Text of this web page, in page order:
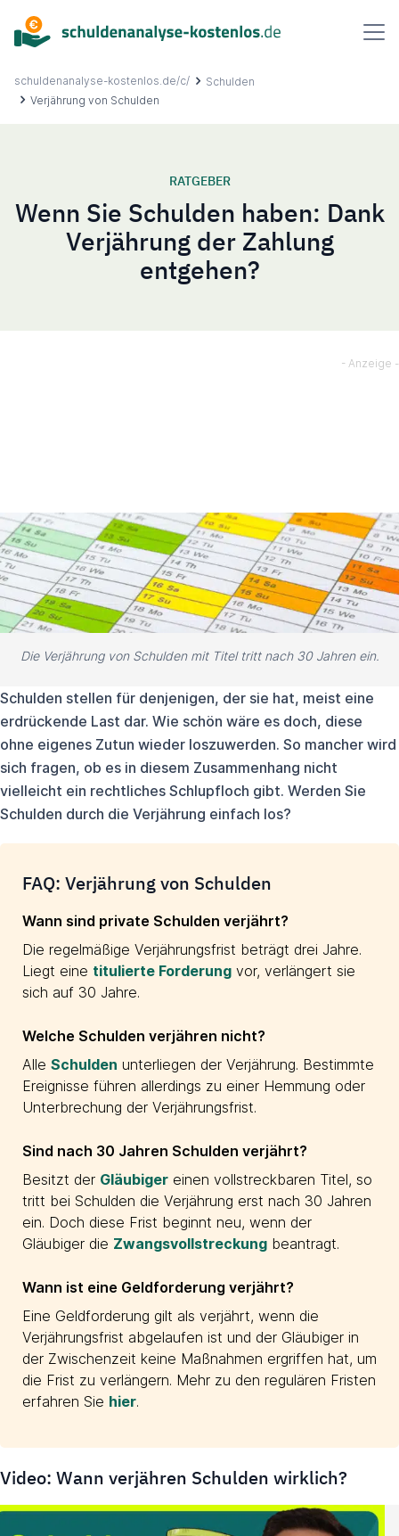
springen
schuldenanalyse-kostenlos.de/c/
Schulden
Verjährung von Schulden
RATGEBER
Wenn Sie Schulden haben: Dank
Verjährung der Zahlung
entgehen?
Die Verjährung von Schulden mit Titel tritt nach 30 Jahren ein.
Schulden stellen für denjenigen, der sie hat, meist eine
erdrückende Last dar. Wie schön wäre es doch, diese
ohne eigenes Zutun wieder loszuwerden. So mancher wird
sich fragen, ob es in diesem Zusammenhang nicht
vielleicht ein rechtliches Schlupfloch gibt. Werden Sie
Schulden durch die Verjährung einfach los?
FAQ: Verjährung von Schulden
Wann sind private Schulden verjährt?
Die regelmäßige Verjährungsfrist beträgt drei Jahre.
Liegt eine titulierte Forderung vor, verlängert sie
sich auf 30 Jahre.
Welche Schulden verjähren nicht?
Alle Schulden unterliegen der Verjährung. Bestimmte
Ereignisse führen allerdings zu einer Hemmung oder
Unterbrechung der Verjährungsfrist.
Sind nach 30 Jahren Schulden verjährt?
Besitzt der Gläubiger einen vollstreckbaren Titel, so
tritt bei Schulden die Verjährung erst nach 30 Jahren
ein. Doch diese Frist beginnt neu, wenn der
Gläubiger die Zwangsvollstreckung beantragt.
Wann ist eine Geldforderung verjährt?
Eine Geldforderung gilt als verjährt, wenn die
Verjährungsfrist abgelaufen ist und der Gläubiger in
der Zwischenzeit keine Maßnahmen ergriffen hat, um
die Frist zu verlängern. Mehr zu den regulären Fristen
erfahren Sie hier.
Video: Wann verjähren Schulden wirklich?